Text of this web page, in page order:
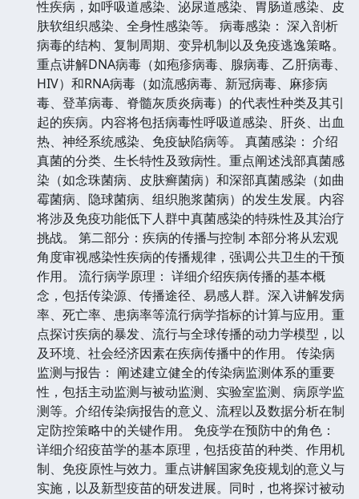
性疾病，如呼吸道感染、泌尿道感染、胃肠道感染、皮
肤软组织感染、全身性感染等。 病毒感染： 深入剖析
病毒的结构、复制周期、变异机制以及免疫逃逸策略。
重点讲解DNA病毒（如疱疹病毒、腺病毒、乙肝病毒、
HIV）和RNA病毒（如流感病毒、新冠病毒、麻疹病
毒、登革病毒、脊髓灰质炎病毒）的代表性种类及其引
起的疾病。内容将包括病毒性呼吸道感染、肝炎、出血
热、神经系统感染、免疫缺陷病等。 真菌感染： 介绍
真菌的分类、生长特性及致病性。重点阐述浅部真菌感
染（如念珠菌病、皮肤癣菌病）和深部真菌感染（如曲
霉菌病、隐球菌病、组织胞浆菌病）的发生发展。内容
将涉及免疫功能低下人群中真菌感染的特殊性及其治疗
挑战。 第二部分：疾病的传播与控制 本部分将从宏观
角度审视感染性疾病的传播规律，强调公共卫生的干预
作用。 流行病学原理： 详细介绍疾病传播的基本概
念，包括传染源、传播途径、易感人群。深入讲解发病
率、死亡率、患病率等流行病学指标的计算与应用。重
点探讨疾病的暴发、流行与全球传播的动力学模型，以
及环境、社会经济因素在疾病传播中的作用。 传染病
监测与报告： 阐述建立健全的传染病监测体系的重要
性，包括主动监测与被动监测、实验室监测、病原学监
测等。介绍传染病报告的意义、流程以及数据分析在制
定防控策略中的关键作用。 免疫学在预防中的角色：
详细介绍疫苗学的基本原理，包括疫苗的种类、作用机
制、免疫原性与效力。重点讲解国家免疫规划的意义与
实施，以及新型疫苗的研发进展。同时，也将探讨被动